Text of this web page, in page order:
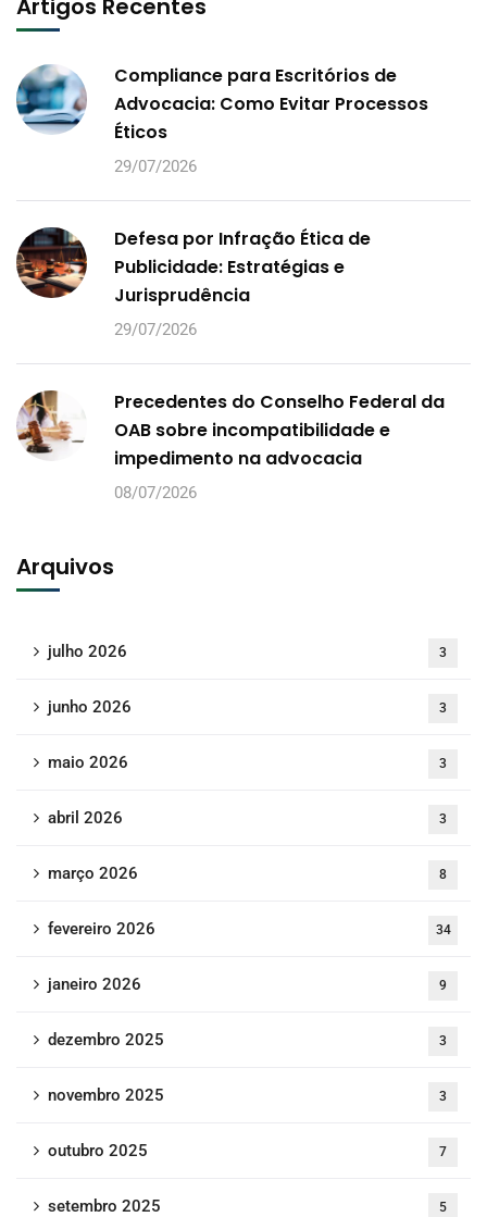
Artigos Recentes
Compliance para Escritórios de
Advocacia: Como Evitar Processos
Éticos
29/07/2026
Defesa por Infração Ética de
Publicidade: Estratégias e
Jurisprudência
29/07/2026
Precedentes do Conselho Federal da
OAB sobre incompatibilidade e
impedimento na advocacia
08/07/2026
Arquivos
julho 2026 3
junho 2026 3
maio 2026 3
abril 2026 3
março 2026 8
fevereiro 2026 34
janeiro 2026 9
dezembro 2025 3
novembro 2025 3
outubro 2025 7
setembro 2025 5